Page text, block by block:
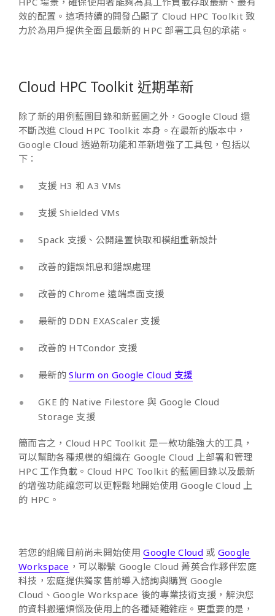
效的配置。這項持續的開發凸顯了 Cloud HPC Toolkit 致
力於為用戶提供全面且最新的 HPC 部署工具包的承諾。
Cloud HPC Toolkit 近期革新
除了新的用例藍圖目錄和新藍圖之外，Google Cloud 還
不斷改進 Cloud HPC Toolkit 本身。在最新的版本中，
Google Cloud 透過新功能和革新增強了工具包，包括以
下：
支援 H3 和 A3 VMs
支援 Shielded VMs
Spack 支援、公開建置快取和模組重新設計
改善的錯誤訊息和錯誤處理
改善的 Chrome 遠端桌面支援
最新的 DDN EXAScaler 支援
改善的 HTCondor 支援
最新的Slurm on Google Cloud 支援
GKE 的 Native Filestore 與 Google Cloud
Storage 支援
簡而言之，Cloud HPC Toolkit 是一款功能強大的工具，
可以幫助各種規模的組織在 Google Cloud 上部署和管理
HPC 工作負載。Cloud HPC Toolkit 的藍圖目錄以及最新
的增強功能讓您可以更輕鬆地開始使用 Google Cloud 上
的 HPC。
若您的組織目前尚未開始使用Google Cloud 或 Google
Workspace ，可以聯繫 Google Cloud 菁英合作夥伴宏庭
科技，宏庭提供獨家售前導入諮詢與購買 Google
Cloud、Google Workspace 後的專業技術支援，解決您
的資料搬遷煩惱及使用上的各種疑難雜症。更重要的是，